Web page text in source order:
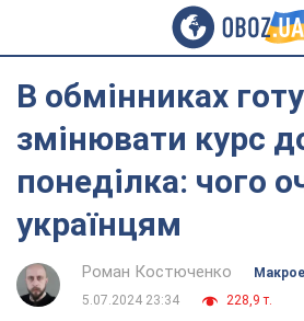
В обмінниках
змінювати курс
понеділка: чого
українцям
Роман Костюченко
5.07.2024 23:34
228,9 т.